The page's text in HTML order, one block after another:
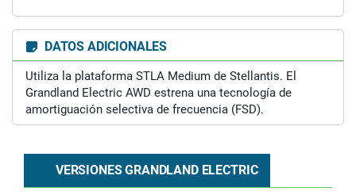
DATOS ADICIONALES
Utiliza la plataforma STLA Medium de Stellantis. El
Grandland Electric AWD estrena una tecnología de
amortiguación selectiva de frecuencia (FSD).
VERSIONES GRANDLAND ELECTRIC